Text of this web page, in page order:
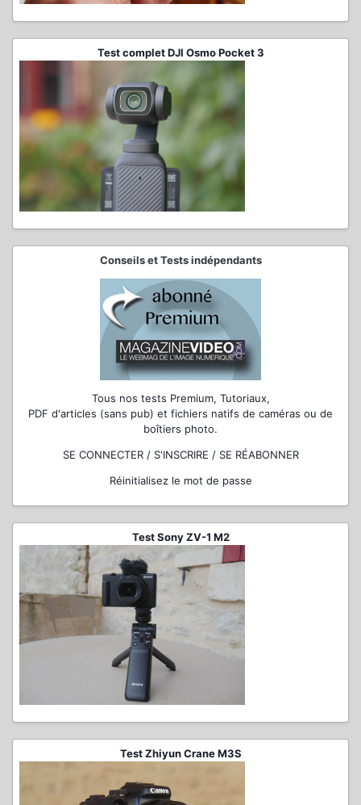
Test complet DJI Osmo Pocket 3
Conseils et Tests indépendants
Tous nos tests Premium, Tutoriaux,
PDF d'articles (sans pub) et fichiers natifs de caméras ou de
boîtiers photo.
SE CONNECTER / S'INSCRIRE / SE RÉABONNER
Réinitialisez le mot de passe
Test Sony ZV-1 M2
Test Zhiyun Crane M3S